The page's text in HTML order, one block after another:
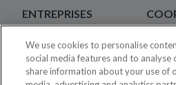
ENTREPRISES
Placement Temporaire Tarifs
Centre d'aide
À
Blog
We use cookies to personalise
social media features and to analyse
share information about your use of